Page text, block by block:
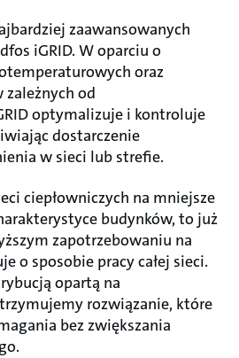
zaawansowanych
iGRID. W oparciu o
oraz
od
optymalizuje i kontroluje
dostarczenie
w sieci lub strefie.
ciepłowniczych na mniejsze
budynków, to już
zapotrzebowaniu na
o sposobie pracy całej sieci.
opartą na
rozwiązanie, które
bez zwiększania